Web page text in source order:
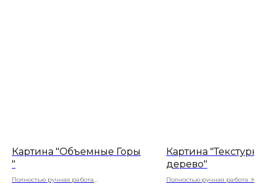
Картина "Объемные Горы
"
Полностью ручная работа
Картина
дерево"
Полностью ручная работа.